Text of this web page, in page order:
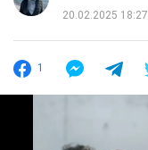
20.02.2025 18:27
1